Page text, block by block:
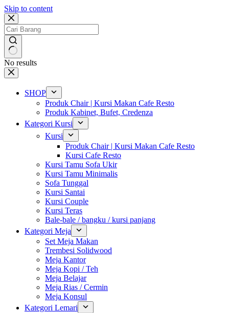
Skip to content
No results
SHOP
Produk Chair | Kursi Makan Cafe Resto
Produk Kabinet, Bufet, Credenza
Kategori Kursi
Kursi
Produk Chair | Kursi Makan Cafe Resto
Kursi Cafe Resto
Kursi Tamu Sofa Ukir
Kursi Tamu Minimalis
Sofa Tunggal
Kursi Santai
Kursi Couple
Kursi Teras
Bale-bale / bangku / kursi panjang
Kategori Meja
Set Meja Makan
Trembesi Solidwood
Meja Kantor
Meja Kopi / Teh
Meja Belajar
Meja Rias / Cermin
Meja Konsul
Kategori Lemari